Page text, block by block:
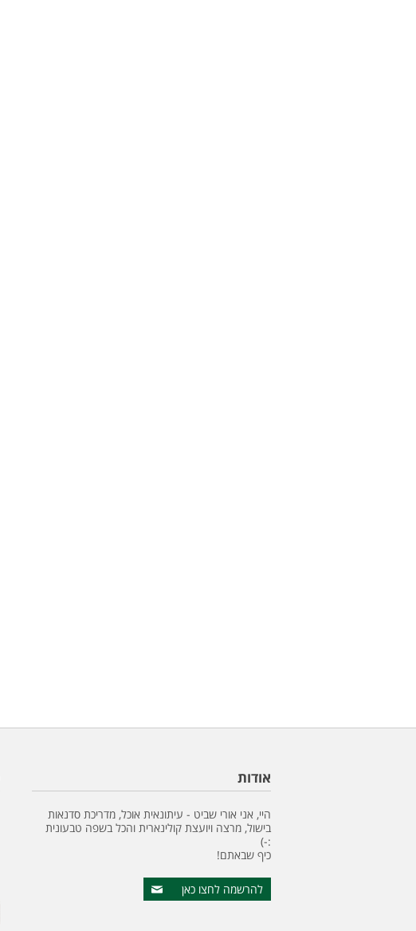
אודות
היי, אני אורי שביט - עיתונאית אוכל, מדריכת סדנאות
בישול, מרצה ויועצת קולינארית והכל בשפה טבעונית
:-)
כיף שבאתם!
להרשמה לחצו כאן